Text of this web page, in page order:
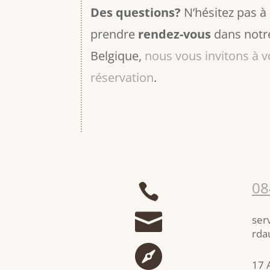
Des questions? N’hésitez pas
prendre rendez-vousdans
Belgique, nous vous invitons à
réservation.



17